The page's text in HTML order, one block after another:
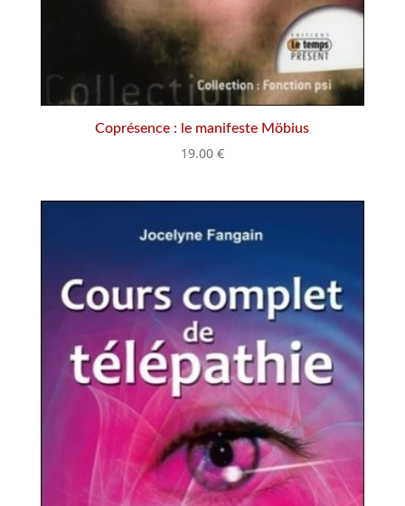
Coprésence : le manifeste Möbius
19.00 €